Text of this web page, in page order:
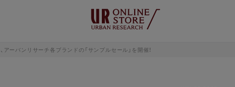
アーバンリサーチ各ブランドの「サンプルセール」を開催！